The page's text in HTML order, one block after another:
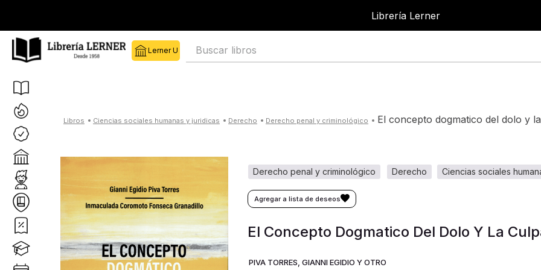
Librería Lerner
Buscar libros
ciencias sociales humanas y juridicas derecho derecho penal y criminológico el concepto dogmatico del dolo y
ciencias sociales
derecho
derecho penal y criminológico
El Concepto Dogmatico Del Dolo Y La
PIVA TORRES, GIANNI EGIDIO Y OTRO